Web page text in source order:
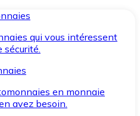
qui vous intéressent
sécurité.
en monnaie
avez besoin.